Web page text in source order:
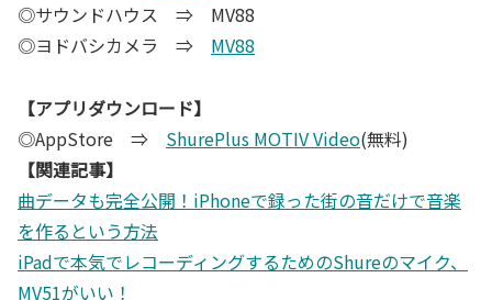
◎サウンドハウス ⇒ MV88
◎ヨドバシカメラ ⇒ MV88
【アプリダウンロード】
◎AppStore ⇒ ShurePlus MOTIV Video(無料)
【関連記事】
曲データも完全公開！iPhoneで録った街の音だけで音楽
を作るという方法
iPadで本気でレコーディングするためのShureのマイク、
MV51がいい！